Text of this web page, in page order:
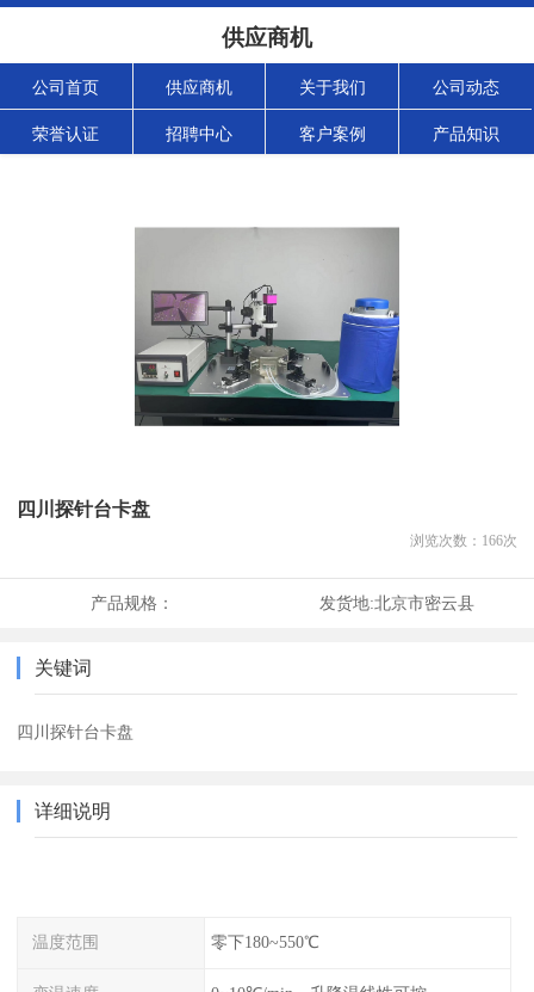
供应商机
公司首页 供应商机 关于我们 公司动态
荣誉认证 招聘中心 客户案例 产品知识
四川探针台卡盘
浏览次数： 166次
产品规格： 发货地:北京市密云县
关键词
四川探针台卡盘
详细说明
温度范围 零下180~550℃